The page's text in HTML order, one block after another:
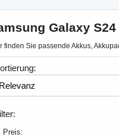
Galaxy
finden Sie passende Akkus,
Preis: